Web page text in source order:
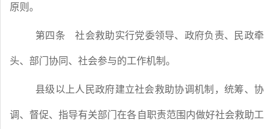
原则。
第四条 社会救助实行党委领导、政府负责、民政牵
头、部门协同、社会参与的工作机制。
县级以上人民政府建立社会救助协调机制，统筹、协
调、督促、指导有关部门在各自职责范围内做好社会救助工